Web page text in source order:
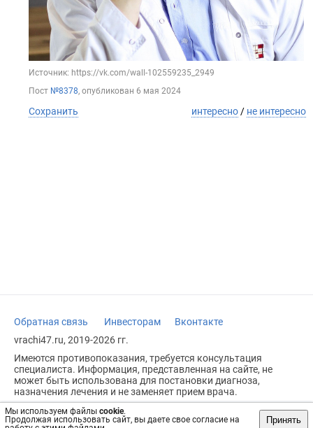
Мы используем файлы cookie.
Продолжая использовать сайт, вы даете свое согласие на
Принять
Источник: https://vk.com/wall-102559235_2949
Пост №8378, опубликован 6 мая 2024
Сохранить интересно / не интересно
Обратная связь Инвесторам
Вконтакте
vrachi47.ru, 2019-2026 гг.
Имеются противопоказания, требуется консультация
специалиста. Информация, представленная на сайте, не
может быть использована для постановки диагноза,
назначения лечения и не заменяет прием врача.
Возрастное ограничение: 18+